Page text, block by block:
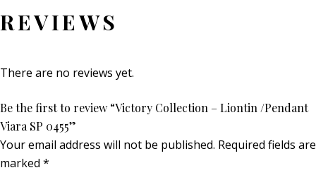
REVIEWS
There are no reviews yet.
Be the first to review “Victory Collection – Liontin /Pendant
Viara SP 0455”
Your email address will not be published. Required fields are
marked *